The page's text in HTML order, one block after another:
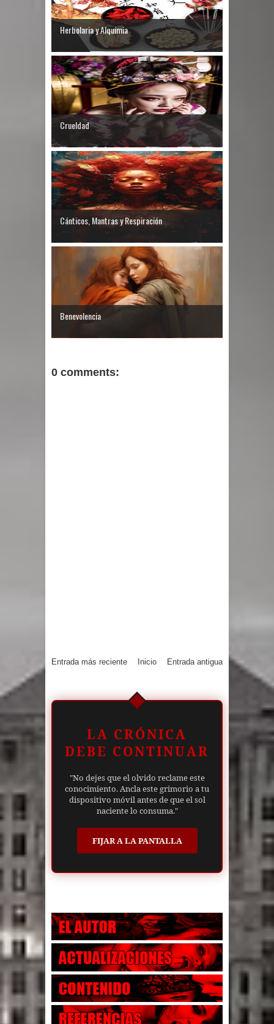
Herbolaria y Alquimia
Crueldad
Cánticos, Mantras y Respiración
Benevolencia
0 comments:
Entrada más reciente Entrada antigua
Inicio
LA CRÓNICA
DEBE CONTINUAR
"No dejes que el olvido reclame este
conocimiento. Ancla este grimorio a tu
dispositivo móvil antes de que el sol
naciente lo consuma."
FIJAR A LA PANTALLA